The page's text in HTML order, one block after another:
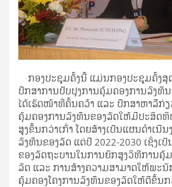
ກອງປະຊຸມຄັ້ງນີ້ ແມ່ນກອງປະຊຸມຄັ້ງສຸ
ປຶກສາການປັບປຸງການຄຸ້ມຄອງການລົງທຶ
ໄດ້ເຮັດໜ້າທີ່ຄົ້ນຄວ້າ ແລະ ປຶກສາຫາລືກ່
ຄຸ້ມຄອງການລົງທຶນຂອງລັດໃຫ້ມີປະສິດ
ສູງຂຶ້ນກວ່າເກົ່າ ໂດຍສ້າງເປັນແຜນດໍາເນີ
ລົງທຶນຂອງລັດ ແຕ່ປີ 2022-2030 ເຊິ່ງເ
ຂອງລັດຖະບານໃນການຍົກສູງວິທີການຄຸ້
ລັດ ແລະ ການສ້າງຄວາມສາມາດໃຫ້ພະ
ຄຸ້ມຄອງໂຄງການລົງທຶນຂອງລັດໃຫ້ດີຂຶ້ນກ